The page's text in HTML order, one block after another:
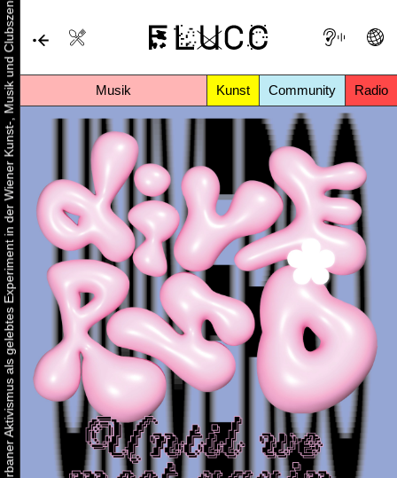
Musik Kunst Community Radio
Urbaner Aktivismus als gelebtes Experiment in der Wiener Kunst-, Musik und Clubszene